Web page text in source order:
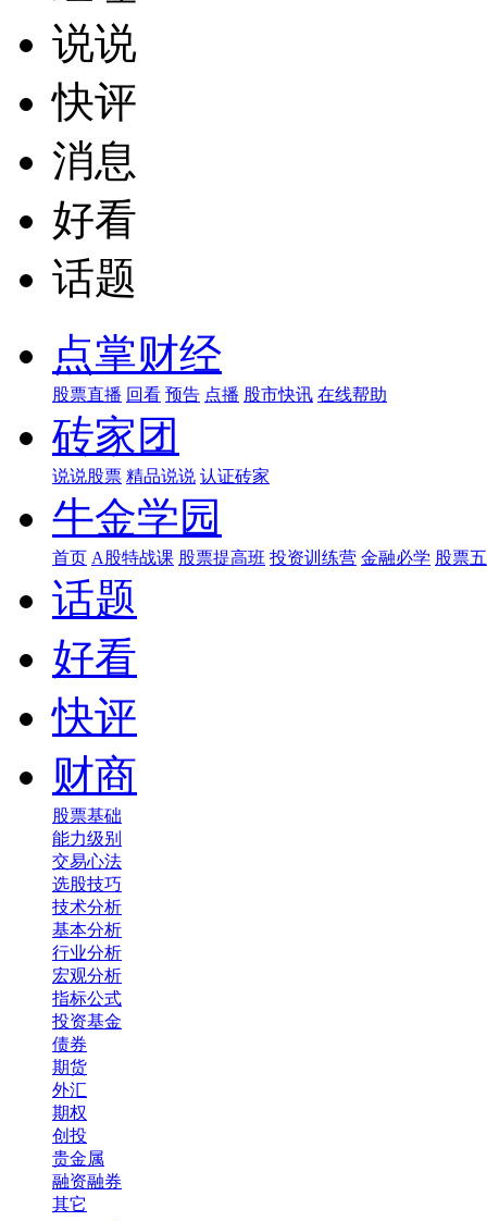
说说
快评
消息
好看
话题
点掌财经
股票直播 回看 预告 点播 股市快讯 在线帮助
砖家团
说说股票 精品说说 认证砖家
牛金学园
首页 A股特战课 股票提高班 投资训练营 金融必学 股票
话题
好看
快评
财商
股票基础
能力级别
交易心法
选股技巧
技术分析
基本分析
行业分析
宏观分析
指标公式
投资基金
债券
期货
外汇
期权
创投
贵金属
融资融券
其它